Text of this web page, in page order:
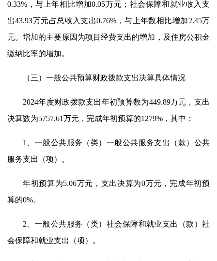
0.33%，与上年相比增加0.05万元；社会保障和就业收入支
出43.93万元占总收入支出0.76%，与上年数相比增加2.45万
元。增加的主要原因为项目经费支出的增加，及住房公积金
缴纳比率的增加。
（三）一般公共预算财政拨款支出决算具体情况
2024年度财政拨款支出年初预算数为449.89万元，支出
决算数为5757.61万元，完成年初预算的1279%，其中：
1、一般公共服务（类）一般公共服务支出（款）公共
服务支出（项）。
年初预算为5.06万元，支出决算为0万元，完成年初预
算的0%。
2、一般公共服务（类）社会保障和就业支出（款）社
会保障和就业支出（项）。